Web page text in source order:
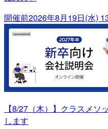
開催前2026年8月19日(水)
【8/27（木）】クラスメ
します